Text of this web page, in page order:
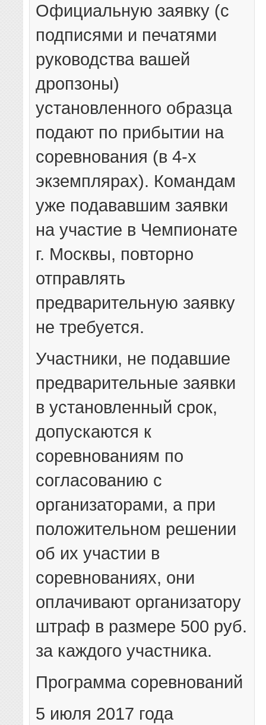
Официальную заявку (с
подписями и печатями
руководства вашей
дропзоны)
установленного образца
подают по прибытии на
соревнования (в 4-х
экземплярах). Командам
уже подававшим заявки
на участие в Чемпионате
г. Москвы, повторно
отправлять
предварительную заявку
не требуется.
Участники, не подавшие
предварительные заявки
в установленный срок,
допускаются к
соревнованиям по
согласованию с
организаторами, а при
положительном решении
об их участии в
соревнованиях, они
оплачивают организатору
штраф в размере 500 руб.
за каждого участника.
Программа соревнований
5 июля 2017 года